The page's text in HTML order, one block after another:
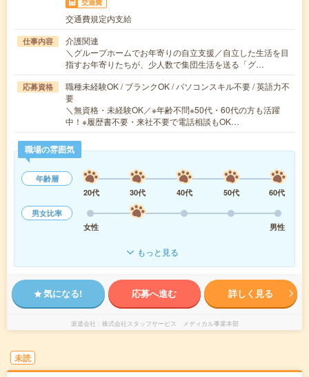
交通費
交通費規定内支給
仕事内容
介護関連
＼グループホームでお年寄りの自立支援／自立した生活を目
指すお年寄りたちが、少人数で集団生活を送る「グ…
応募資格
職種未経験OK / ブランクOK / パソコンスキル不要 / 英語力不
要
＼無資格・未経験OK／※年齢不問※50代・60代の方も活躍
中！※履歴書不要・来社不要で電話相談もOK…
職場の雰囲気
年齢層
20代
30代 40代 50代
60代
男女比率
女性
男性
もっと見る
気になる! 応募へ進む 詳しく見る
派遣会社 株式会社スタッフサービス メディカル事業本部
未読